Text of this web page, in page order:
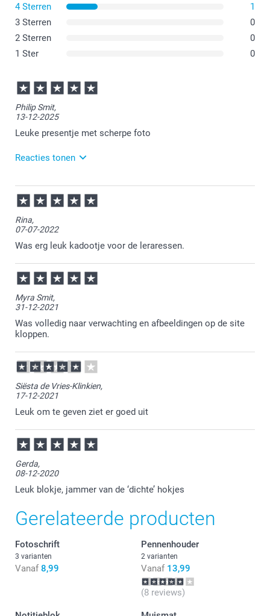
4 Sterren
1
3 Sterren
0
2 Sterren
0
1 Ster
0
Philip Smit,
13-12-2025
Leuke presentje met scherpe foto
Reacties tonen
16-12-2025
13:20
Heel veel plezier ervan!
Rina,
07-07-2022
Was erg leuk kadootje voor de leraressen.
Myra Smit,
31-12-2021
Was volledig naar verwachting en afbeeldingen op de site
kloppen.
Siësta de Vries-Klinkien,
17-12-2021
Leuk om te geven ziet er goed uit
Gerda,
08-12-2020
Leuk blokje, jammer van de ‘dichte’ hokjes
Gerelateerde producten
Fotoschrift
3 varianten
Vanaf 8,99
Pennenhouder
2 varianten
Vanaf 13,99
(8 reviews)